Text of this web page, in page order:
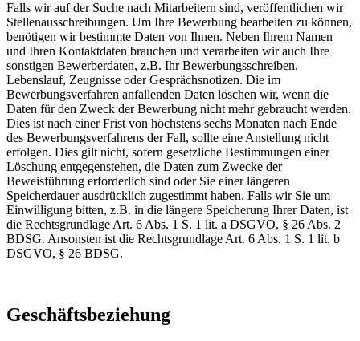
Falls wir auf der Suche nach Mitarbeitern sind, veröffentlichen wir
Stellenausschreibungen. Um Ihre Bewerbung bearbeiten zu können,
benötigen wir bestimmte Daten von Ihnen. Neben Ihrem Namen
und Ihren Kontaktdaten brauchen und verarbeiten wir auch Ihre
sonstigen Bewerberdaten, z.B. Ihr Bewerbungsschreiben,
Lebenslauf, Zeugnisse oder Gesprächsnotizen. Die im
Bewerbungsverfahren anfallenden Daten löschen wir, wenn die
Daten für den Zweck der Bewerbung nicht mehr gebraucht werden.
Dies ist nach einer Frist von höchstens sechs Monaten nach Ende
des Bewerbungsverfahrens der Fall, sollte eine Anstellung nicht
erfolgen. Dies gilt nicht, sofern gesetzliche Bestimmungen einer
Löschung entgegenstehen, die Daten zum Zwecke der
Beweisführung erforderlich sind oder Sie einer längeren
Speicherdauer ausdrücklich zugestimmt haben. Falls wir Sie um
Einwilligung bitten, z.B. in die längere Speicherung Ihrer Daten, ist
die Rechtsgrundlage Art. 6 Abs. 1 S. 1 lit. a DSGVO, § 26 Abs. 2
BDSG. Ansonsten ist die Rechtsgrundlage Art. 6 Abs. 1 S. 1 lit. b
DSGVO, § 26 BDSG.
Geschäftsbeziehung